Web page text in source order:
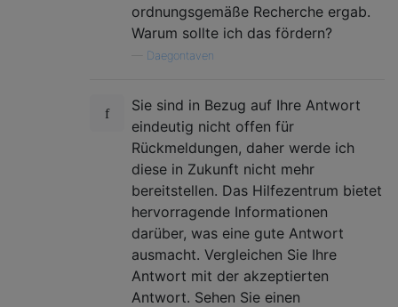
ordnungsgemäße Recherche ergab.
Warum sollte ich das fördern?
Daegontaven
Sie sind in Bezug auf Ihre Antwort
eindeutig nicht offen für
Rückmeldungen, daher werde ich
diese in Zukunft nicht mehr
bereitstellen. Das Hilfezentrum bietet
hervorragende Informationen
darüber, was eine gute Antwort
ausmacht. Vergleichen Sie Ihre
Antwort mit der akzeptierten
Antwort. Sehen Sie einen